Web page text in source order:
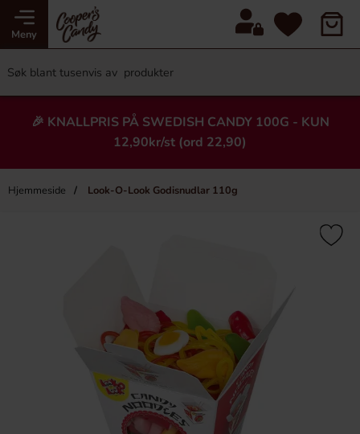
Meny
🎉 KNALLPRIS PÅ SWEDISH CANDY 100G - KUN
12,90kr/st (ord 22,90)
Hjemmeside Look-O-Look Godisnudlar 110g
×